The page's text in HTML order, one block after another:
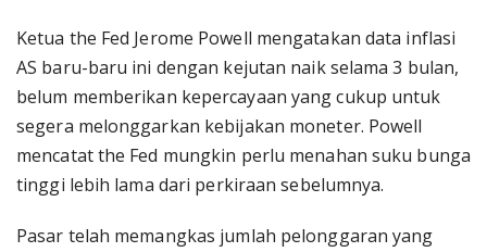
Ketua the Fed Jerome Powell mengatakan data inflasi
AS baru-baru ini dengan kejutan naik selama 3 bulan,
belum memberikan kepercayaan yang cukup untuk
segera melonggarkan kebijakan moneter. Powell
mencatat the Fed mungkin perlu menahan suku bunga
tinggi lebih lama dari perkiraan sebelumnya.
Pasar telah memangkas jumlah pelonggaran yang